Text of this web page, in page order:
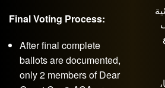
Final Voting Process:
After final complete
ballots are documented,
only 2 members of Dear